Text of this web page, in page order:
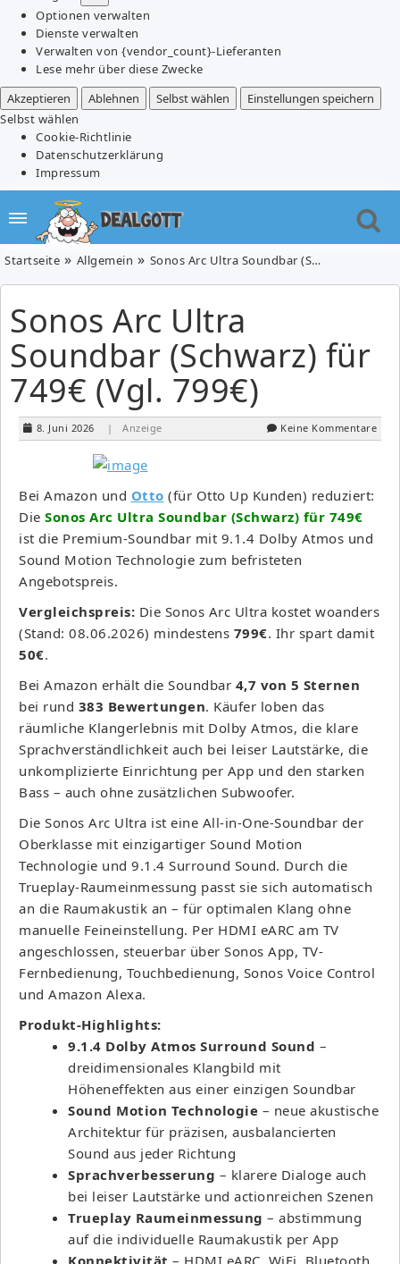
Optionen verwalten
Dienste verwalten
Verwalten von {vendor_count}-Lieferanten
Lese mehr über diese Zwecke
Akzeptieren
Ablehnen Selbst wählen
Einstellungen speichern
Selbst wählen
Cookie-Richtlinie
Datenschutzerklärung
Impressum
Startseite Allgemein Sonos Arc Ultra Soundbar (Schwarz) für 749€ (Vgl. 799€)
Sonos Arc Ultra
Soundbar (Schwarz) für
749€ (Vgl. 799€)
8. Juni 2026 | Anzeige Keine Kommentare
Bei Amazon und Otto (für Otto Up Kunden) reduziert:
Die Sonos Arc Ultra Soundbar (Schwarz) für 749€
ist die Premium-Soundbar mit 9.1.4 Dolby Atmos und
Sound Motion Technologie zum befristeten
Angebotspreis.
Vergleichspreis: Die Sonos Arc Ultra kostet woanders
(Stand: 08.06.2026) mindestens 799€. Ihr spart damit
50€.
Bei Amazon erhält die Soundbar 4,7 von 5 Sternen
bei rund 383 Bewertungen. Käufer loben das
räumliche Klangerlebnis mit Dolby Atmos, die klare
Sprachverständlichkeit auch bei leiser Lautstärke, die
unkomplizierte Einrichtung per App und den starken
Bass – auch ohne zusätzlichen Subwoofer.
Die Sonos Arc Ultra ist eine All-in-One-Soundbar der
Oberklasse mit einzigartiger Sound Motion
Technologie und 9.1.4 Surround Sound. Durch die
Trueplay-Raumeinmessung passt sie sich automatisch
an die Raumakustik an – für optimalen Klang ohne
manuelle Feineinstellung. Per HDMI eARC am TV
angeschlossen, steuerbar über Sonos App, TV-
Fernbedienung, Touchbedienung, Sonos Voice Control
und Amazon Alexa.
Produkt-Highlights:
9.1.4 Dolby Atmos Surround Sound –
dreidimensionales Klangbild mit
Höheneffekten aus einer einzigen Soundbar
Sound Motion Technologie – neue akustische
Architektur für präzisen, ausbalancierten
Sound aus jeder Richtung
Sprachverbesserung – klarere Dialoge auch
bei leiser Lautstärke und actionreichen Szenen
Trueplay Raumeinmessung – abstimmung
auf die individuelle Raumakustik per App
Konnektivität – HDMI eARC, WiFi, Bluetooth,